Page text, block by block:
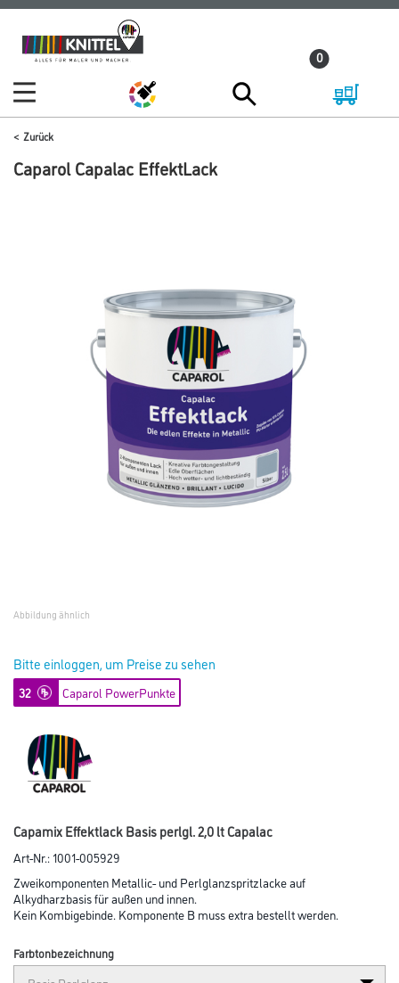
Zum
Inhalt
Zum
Navigationsmenü
0
Zurück
Caparol Capalac EffektLack
Abbildung ähnlich
Bitte einloggen, um Preise zu sehen
32 Caparol PowerPunkte
Capamix Effektlack Basis perlgl. 2,0 lt Capalac
Art-Nr.:1001-005929
Zweikomponenten Metallic- und Perlglanzspritzlacke auf
Alkydharzbasis für außen und innen.
Kein Kombigebinde. Komponente B muss extra bestellt werden.
Farbtonbezeichnung